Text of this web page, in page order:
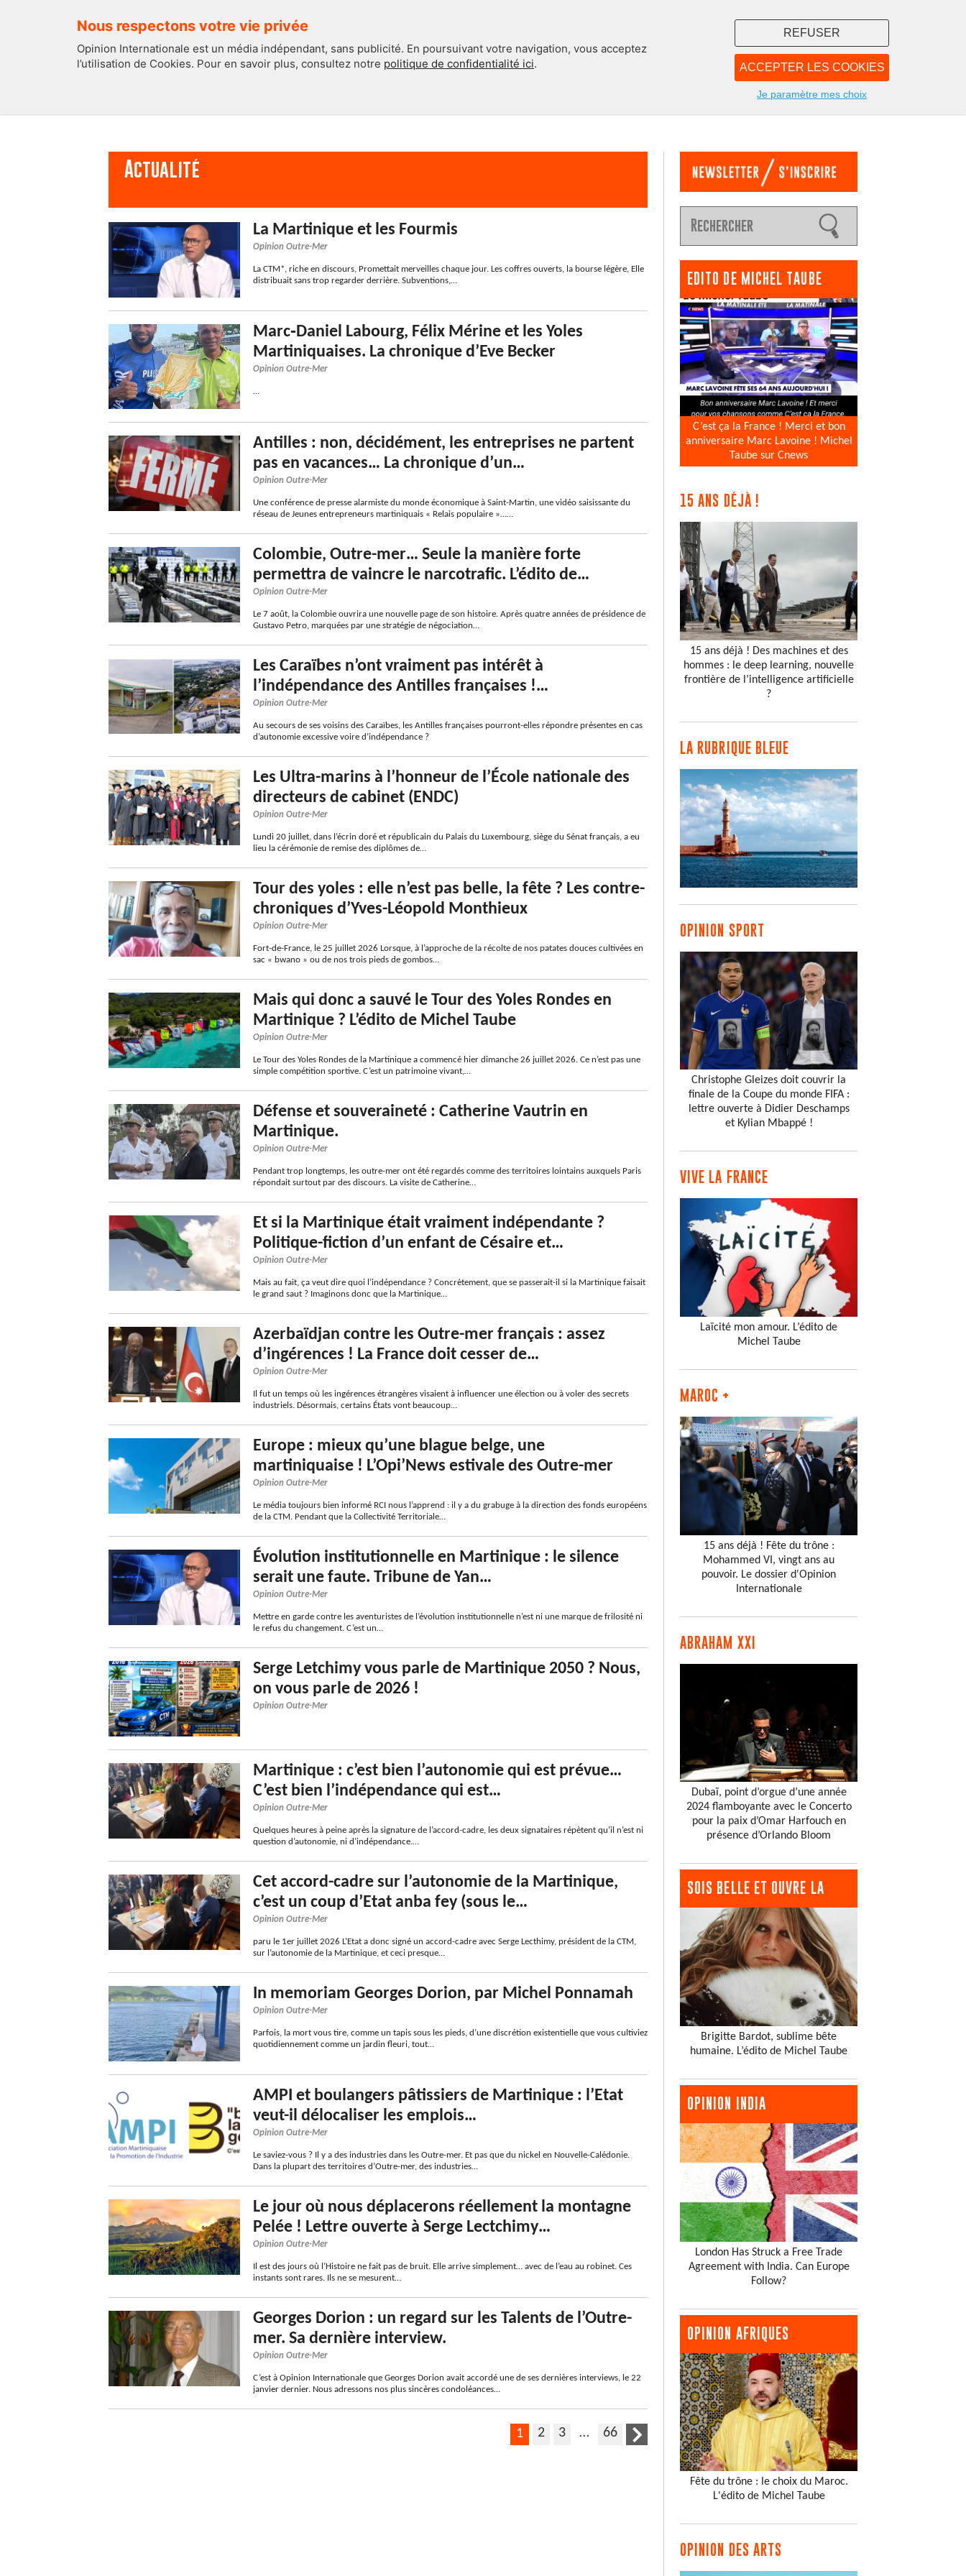
Nous respectons votre vie privée
Opinion Internationale est un média indépendant, sans publicité. En poursuivant votre navigation, vous acceptez
l’utilisation de Cookies. Pour en savoir plus, consultez notre politique de confidentialité ici. ACCEPTER LES COOKIES
REFUSER
Je paramètre mes choix
NOUS
Actualité
La Martinique et les Fourmis
Opinion Outre-Mer
La CTM*, riche en discours, Promettait merveilles chaque jour. Les coffres ouverts, la bourse légère, Elle
distribuait sans trop regarder derrière. Subventions,…
Marc‑Daniel Labourg, Félix Mérine et les Yoles
Martiniquaises. La chronique d’Eve Becker
Opinion Outre-Mer
…
Antilles : non, décidément, les entreprises ne partent
pas en vacances… La chronique d’un…
Opinion Outre-Mer
Une conférence de presse alarmiste du monde économique à Saint-Martin, une vidéo saisissante du
réseau de Jeunes entrepreneurs martiniquais « Relais populaire »……
Colombie, Outre-mer… Seule la manière forte
permettra de vaincre le narcotrafic. L’édito de…
Opinion Outre-Mer
Le 7 août, la Colombie ouvrira une nouvelle page de son histoire. Après quatre années de présidence de
Gustavo Petro, marquées par une stratégie de négociation…
Les Caraïbes n’ont vraiment pas intérêt à
l’indépendance des Antilles françaises !…
Opinion Outre-Mer
Au secours de ses voisins des Caraïbes, les Antilles françaises pourront-elles répondre présentes en cas
d’autonomie excessive voire d’indépendance ?
Les Ultra-marins à l’honneur de l’École nationale des
directeurs de cabinet (ENDC)
Opinion Outre-Mer
Lundi 20 juillet, dans l’écrin doré et républicain du Palais du Luxembourg, siège du Sénat français, a eu
lieu la cérémonie de remise des diplômes de…
Tour des yoles : elle n’est pas belle, la fête ? Les contre-
chroniques d’Yves-Léopold Monthieux
Opinion Outre-Mer
Fort-de-France, le 25 juillet 2026 Lorsque, à l’approche de la récolte de nos patates douces cultivées en
sac « bwano » ou de nos trois pieds de gombos…
Mais qui donc a sauvé le Tour des Yoles Rondes en
Martinique ? L’édito de Michel Taube
Opinion Outre-Mer
Le Tour des Yoles Rondes de la Martinique a commencé hier dimanche 26 juillet 2026. Ce n’est pas une
simple compétition sportive. C’est un patrimoine vivant,…
Défense et souveraineté : Catherine Vautrin en
Martinique.
Opinion Outre-Mer
Pendant trop longtemps, les outre-mer ont été regardés comme des territoires lointains auxquels Paris
répondait surtout par des discours. La visite de Catherine…
Et si la Martinique était vraiment indépendante ?
Politique-fiction d’un enfant de Césaire et…
Opinion Outre-Mer
Mais au fait, ça veut dire quoi l’indépendance ? Concrètement, que se passerait-il si la Martinique faisait
le grand saut ? Imaginons donc que la Martinique…
Azerbaïdjan contre les Outre-mer français : assez
d’ingérences ! La France doit cesser de…
Opinion Outre-Mer
Il fut un temps où les ingérences étrangères visaient à influencer une élection ou à voler des secrets
industriels. Désormais, certains États vont beaucoup…
Europe : mieux qu’une blague belge, une
martiniquaise ! L’Opi’News estivale des Outre-mer
Opinion Outre-Mer
Le média toujours bien informé RCI nous l’apprend : il y a du grabuge à la direction des fonds européens
de la CTM. Pendant que la Collectivité Territoriale…
Évolution institutionnelle en Martinique : le silence
serait une faute. Tribune de Yan…
Opinion Outre-Mer
Mettre en garde contre les aventuristes de l’évolution institutionnelle n’est ni une marque de frilosité ni
le refus du changement. C’est un…
Serge Letchimy vous parle de Martinique 2050 ? Nous,
on vous parle de 2026 !
Opinion Outre-Mer
Martinique : c’est bien l’autonomie qui est prévue…
C’est bien l’indépendance qui est…
Opinion Outre-Mer
Quelques heures à peine après la signature de l’accord-cadre, les deux signataires répètent qu’il n’est ni
question d’autonomie, ni d’indépendance.…
Cet accord-cadre sur l’autonomie de la Martinique,
c’est un coup d’Etat anba fey (sous le…
Opinion Outre-Mer
paru le 1er juillet 2026 L’Etat a donc signé un accord-cadre avec Serge Lecthimy, président de la CTM,
sur l’autonomie de la Martinique, et ceci presque…
In memoriam Georges Dorion, par Michel Ponnamah
Opinion Outre-Mer
Parfois, la mort vous tire, comme un tapis sous les pieds, d’une discrétion existentielle que vous cultiviez
quotidiennement comme un jardin fleuri, tout…
AMPI et boulangers pâtissiers de Martinique : l’Etat
veut-il délocaliser les emplois…
Opinion Outre-Mer
Le saviez-vous ? Il y a des industries dans les Outre-mer. Et pas que du nickel en Nouvelle-Calédonie.
Dans la plupart des territoires d’Outre-mer, des industries…
Le jour où nous déplacerons réellement la montagne
Pelée ! Lettre ouverte à Serge Lectchimy…
Opinion Outre-Mer
Il est des jours où l’Histoire ne fait pas de bruit. Elle arrive simplement… avec de l’eau au robinet. Ces
instants sont rares. Ils ne se mesurent…
Georges Dorion : un regard sur les Talents de l’Outre-
mer. Sa dernière interview.
Opinion Outre-Mer
C’est à Opinion Internationale que Georges Dorion avait accordé une de ses dernières interviews, le 22
janvier dernier. Nous adressons nos plus sincères condoléances…
1 2 3 … 66
EDITO DE MICHEL TAUBE
C’est ça la France ! Merci et bon
anniversaire Marc Lavoine ! Michel
Taube sur Cnews
15 ANS DÉJÀ !
15 ans déjà ! Des machines et des
hommes : le deep learning, nouvelle
frontière de l’intelligence artificielle
?
LA RUBRIQUE BLEUE
OPINION SPORT
Christophe Gleizes doit couvrir la
finale de la Coupe du monde FIFA :
lettre ouverte à Didier Deschamps
et Kylian Mbappé !
VIVE LA FRANCE
Laïcité mon amour. L’édito de
Michel Taube
MAROC +
15 ans déjà ! Fête du trône :
Mohammed VI, vingt ans au
pouvoir. Le dossier d'Opinion
Internationale
ABRAHAM XXI
Dubaï, point d’orgue d’une année
2024 flamboyante avec le Concerto
pour la paix d’Omar Harfouch en
présence d’Orlando Bloom
SOIS BELLE ET OUVRE LA
Brigitte Bardot, sublime bête
humaine. L’édito de Michel Taube
OPINION INDIA
London Has Struck a Free Trade
Agreement with India. Can Europe
Follow?
OPINION AFRIQUES
Fête du trône : le choix du Maroc.
L'édito de Michel Taube
OPINION DES ARTS